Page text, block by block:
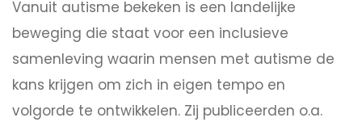
Vanuit autisme bekeken is een landelijke
beweging die staat voor een inclusieve
samenleving waarin mensen met autisme de
kans krijgen om zich in eigen tempo en
volgorde te ontwikkelen. Zij publiceerden o.a.